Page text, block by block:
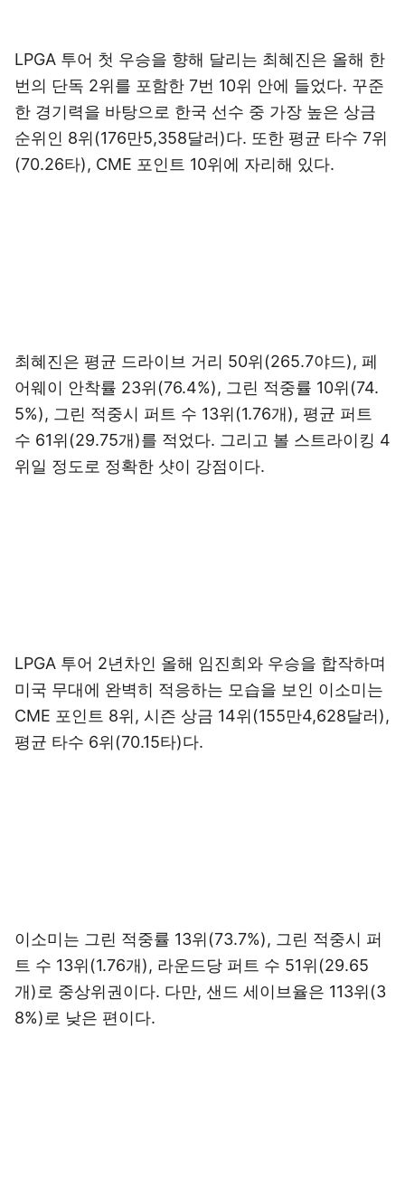
LPGA 투어 첫 우승을 향해 달리는 최혜진은 올해 한
번의 단독 2위를 포함한 7번 10위 안에 들었다. 꾸준
한 경기력을 바탕으로 한국 선수 중 가장 높은 상금
순위인 8위(176만5,358달러)다. 또한 평균 타수 7위
(70.26타), CME 포인트 10위에 자리해 있다.
최혜진은 평균 드라이브 거리 50위(265.7야드), 페
어웨이 안착률 23위(76.4%), 그린 적중률 10위(74.
5%), 그린 적중시 퍼트 수 13위(1.76개), 평균 퍼트
수 61위(29.75개)를 적었다. 그리고 볼 스트라이킹 4
위일 정도로 정확한 샷이 강점이다.
LPGA 투어 2년차인 올해 임진희와 우승을 합작하며
미국 무대에 완벽히 적응하는 모습을 보인 이소미는
CME 포인트 8위, 시즌 상금 14위(155만4,628달러),
평균 타수 6위(70.15타)다.
이소미는 그린 적중률 13위(73.7%), 그린 적중시 퍼
트 수 13위(1.76개), 라운드당 퍼트 수 51위(29.65
개)로 중상위권이다. 다만, 샌드 세이브율은 113위(3
8%)로 낮은 편이다.